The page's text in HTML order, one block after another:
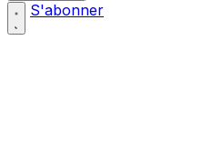
S'abonner